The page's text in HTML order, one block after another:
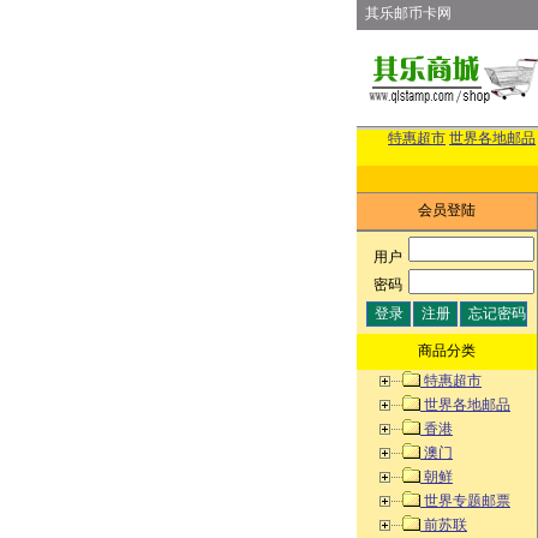
其乐邮币卡网
特惠超市 世界各地邮品
会员登陆
用户:
密码:
商品分类
特惠超市
世界各地邮品
香港
澳门
朝鲜
世界专题邮票
前苏联